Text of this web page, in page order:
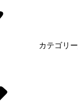
カテゴリー